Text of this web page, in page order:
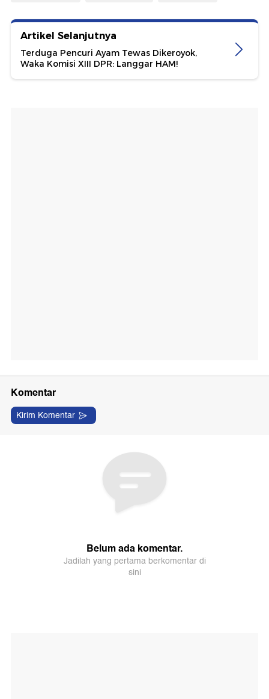
Artikel Selanjutnya
Terduga Pencuri Ayam Tewas Dikeroyok,
Waka Komisi XIII DPR: Langgar HAM!